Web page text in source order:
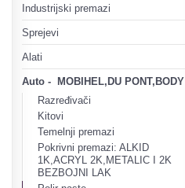
Industrijski premazi
Sprejevi
Alati
Auto - MOBIHEL,DU PONT,BODY
Razređivači
Kitovi
Temelnji premazi
Pokrivni premazi: ALKID
1K,ACRYL 2K,METALIC I 2K
BEZBOJNI LAK